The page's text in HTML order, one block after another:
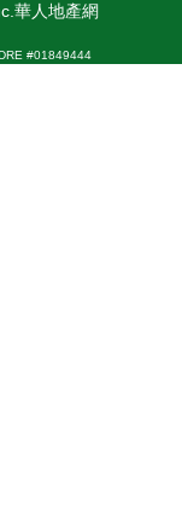
華人地產網
#01849444